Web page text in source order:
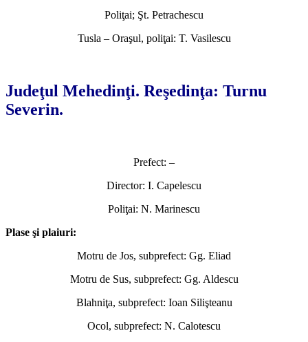
Poliţai; Şt. Petrachescu
Tusla – Oraşul, poliţai: T. Vasilescu
Judeţul Mehedinţi. Reşedinţa: Turnu
Severin.
Prefect: –
Director: I. Capelescu
Poliţai: N. Marinescu
Plase şi plaiuri:
Motru de Jos, subprefect: Gg. Eliad
Motru de Sus, subprefect: Gg. Aldescu
Blahniţa, subprefect: Ioan Silişteanu
Ocol, subprefect: N. Calotescu